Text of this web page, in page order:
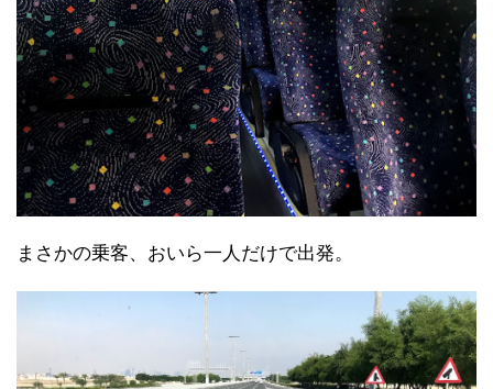
まさかの乗客、おいら一人だけで出発。